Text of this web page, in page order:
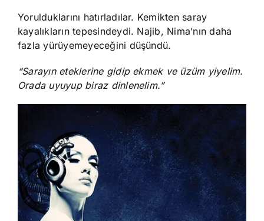
Yorulduklarını hatırladılar. Kemikten saray
kayalıkların tepesindeydi. Najib, Nima’nın daha
fazla yürüyemeyeceğini düşündü.
“Sarayın eteklerine gidip ekmek ve üzüm yiyelim.
Orada uyuyup biraz dinlenelim.”